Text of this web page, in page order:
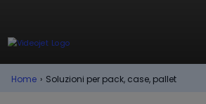
Home › Soluzioni per pack, case, pallet